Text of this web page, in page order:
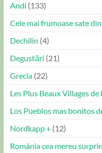
Andi (133)
Cele mai frumoase sate
Dechilin (4)
Degustări (21)
Grecia(22)
Les Plus Beaux Villages de
Los Pueblos mas bonitos
Nordkapp +(12)
România cea mereu